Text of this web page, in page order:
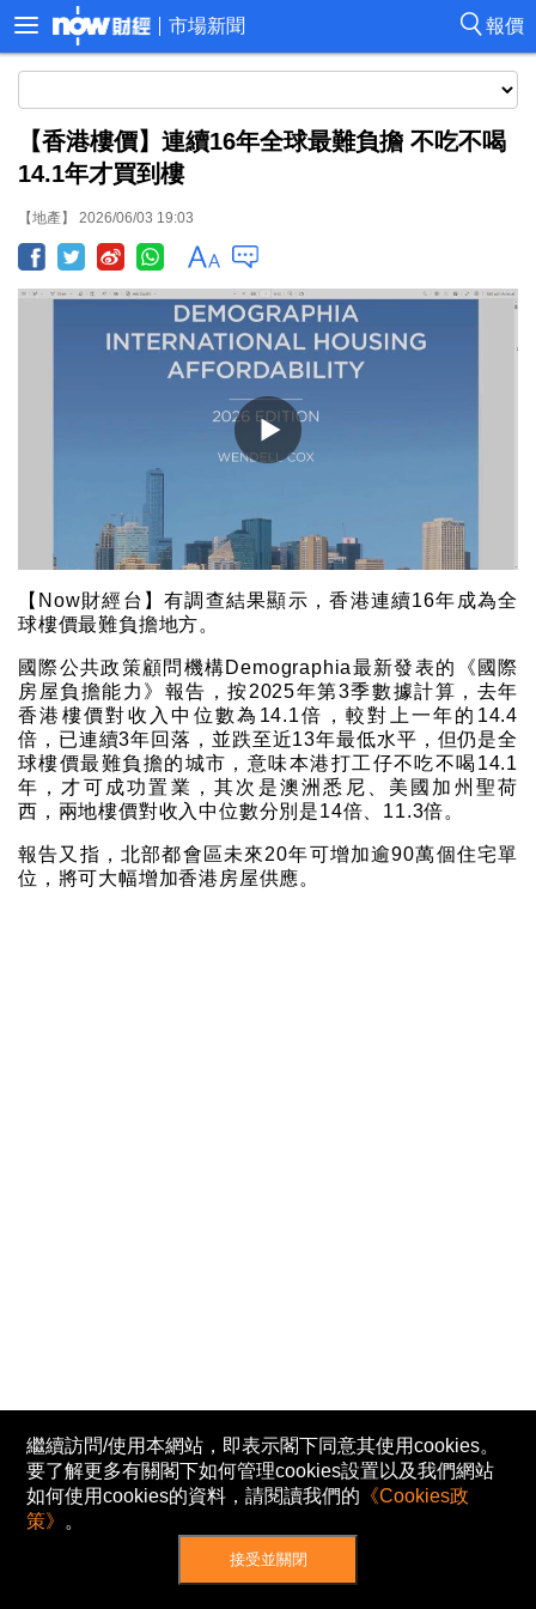
報價
市場新聞
【香港樓價】連續16年全球最難負擔 不吃不喝
14.1年才買到樓
【地產】 2026/06/03 19:03
【Now財經台】有調查結果顯示，香港連續16年成為全
球樓價最難負擔地方。
國際公共政策顧問機構Demographia最新發表的《國際
房屋負擔能力》報告，按2025年第3季數據計算，去年
香港樓價對收入中位數為14.1倍，較對上一年的14.4
倍，已連續3年回落，並跌至近13年最低水平，但仍是全
球樓價最難負擔的城市，意味本港打工仔不吃不喝14.1
年，才可成功置業，其次是澳洲悉尼、美國加州聖荷
西，兩地樓價對收入中位數分別是14倍、11.3倍。
報告又指，北部都會區未來20年可增加逾90萬個住宅單
位，將可大幅增加香港房屋供應。
繼續訪問/使用本網站，即表示閣下同意其使用cookies。
要了解更多有關閣下如何管理cookies設置以及我們網站
如何使用cookies的資料，請閱讀我們的 《Cookies政
策》 。
接受並關閉